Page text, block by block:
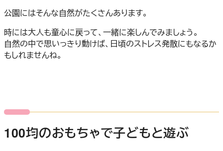
公園にはそんな自然がたくさんあります。
時には大人も童心に戻って、一緒に楽しんでみましょう。
自然の中で思いっきり動けば、日頃のストレス発散にもなるか
もしれませんね。
100均のおもちゃで子どもと遊ぶ